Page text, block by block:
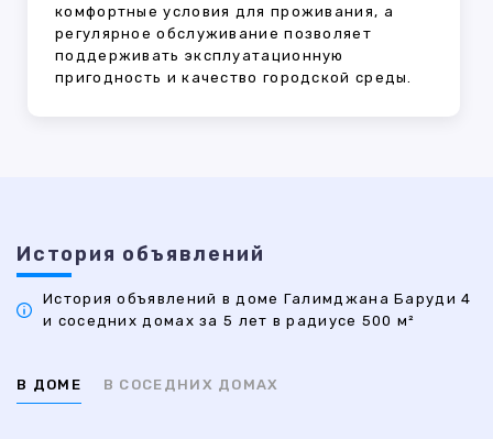
комфортные условия для проживания, а
регулярное обслуживание позволяет
поддерживать эксплуатационную
пригодность и качество городской среды.
История объявлений
История объявлений в доме Галимджана Баруди 4
и соседних домах за 5 лет в радиусе 500 м²
В ДОМЕ В СОСЕДНИХ ДОМАХ